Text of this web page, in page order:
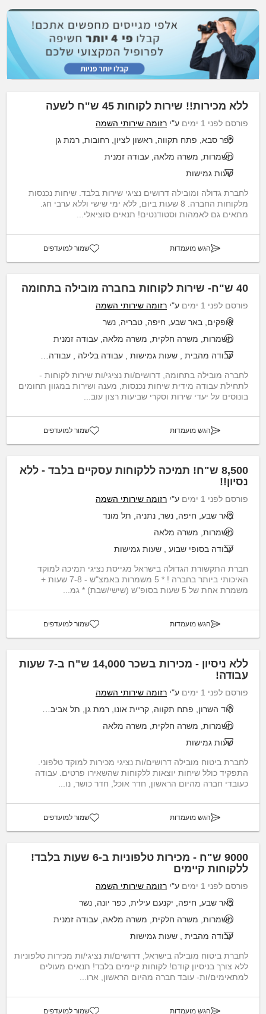
ללא מכירות!! שירות לקוחות 45 ש"ח לשעה
פורסם לפני 1 ימים ע"י רזומה שירותי השמה
כפר סבא, פתח תקווה, ראשון לציון, רחובות, רמת גן
משמרות, משרה מלאה, עבודה זמנית
שעות גמישות
לחברת גדולה ומובילה דרושים נציגי שירות בלבד. שיחות נכנסות
מלקוחות החברה. 8 שעות ביום, ללא ימי שישי וללא ערבי חג.
מתאים גם לאמהות וסטודנטים! תנאים סוציאלי...
הגש מועמדות שמור למועדפים
40 ש"ח- שירות לקוחות בחברה מובילה בתחומה
פורסם לפני 1 ימים ע"י רזומה שירותי השמה
אופקים, באר שבע, חיפה, טבריה, נשר
משמרות, משרה חלקית, משרה מלאה, עבודה זמנית
עבודה מהבית
שעות גמישות עבודה בלילה עבודה בסופי שבוע
לחברה מובילה בתחומה, דרושים/ות נציגי/ות שירות לקוחות -
לתחילת עבודה מידית שיחות נכנסות, מענה ושירות במגוון תחומים
בונוסים על יעדי שירות וסקרי שביעות רצון עוב...
הגש מועמדות שמור למועדפים
8,500 ש"ח! תמיכה ללקוחות עסקיים בלבד - ללא
נסיון!!
פורסם לפני 1 ימים ע"י רזומה שירותי השמה
באר שבע, חיפה, נשר, נתניה, תל מונד
משמרות, משרה מלאה
עבודה בסופי שבוע
שעות גמישות
חברת התקשורת הגדולה בישראל מגייסת נציגי תמיכה למוקד
האיכותי ביותר בחברה ! * 5 משמרות באמצ"ש - 7-8 שעות +
משמרת אחת של 5 שעות בסופ"ש (שישי/שבת) * גמ...
הגש מועמדות שמור למועדפים
ללא ניסיון - מכירות בשכר 14,000 ש"ח ב-7 שעות
עבודה!
פורסם לפני 1 ימים ע"י רזומה שירותי השמה
הוד השרון, פתח תקווה, קריית אונו, רמת גן, תל אביב יפו
משמרות, משרה חלקית, משרה מלאה
שעות גמישות
לחברת ביטוח מובילה דרושים/ות נציגי מכירות למוקד טלפוני.
התפקיד כולל שיחות יוצאות ללקוחות שהשאירו פרטים. עבודה
כעובדי חברה מהיום הראשון, חדר אוכל, חדר כושר, נו...
הגש מועמדות שמור למועדפים
9000 ש"ח - מכירות טלפוניות ב-6 שעות בלבד!
ללקוחות קיימים
פורסם לפני 1 ימים ע"י רזומה שירותי השמה
באר שבע, חיפה, יקנעם עילית, כפר יונה, נשר
משמרות, משרה חלקית, משרה מלאה, עבודה זמנית
עבודה מהבית
שעות גמישות
לחברת ביטוח מובילה בישראל, דרושים/ות נציגי/ות מכירות טלפוניות
ללא צורך בניסיון קודם! לקוחות קיימים בלבד! תנאים מעולים
למתאימים/ות- עובד חברה מהיום הראשון, ארו...
הגש מועמדות שמור למועדפים